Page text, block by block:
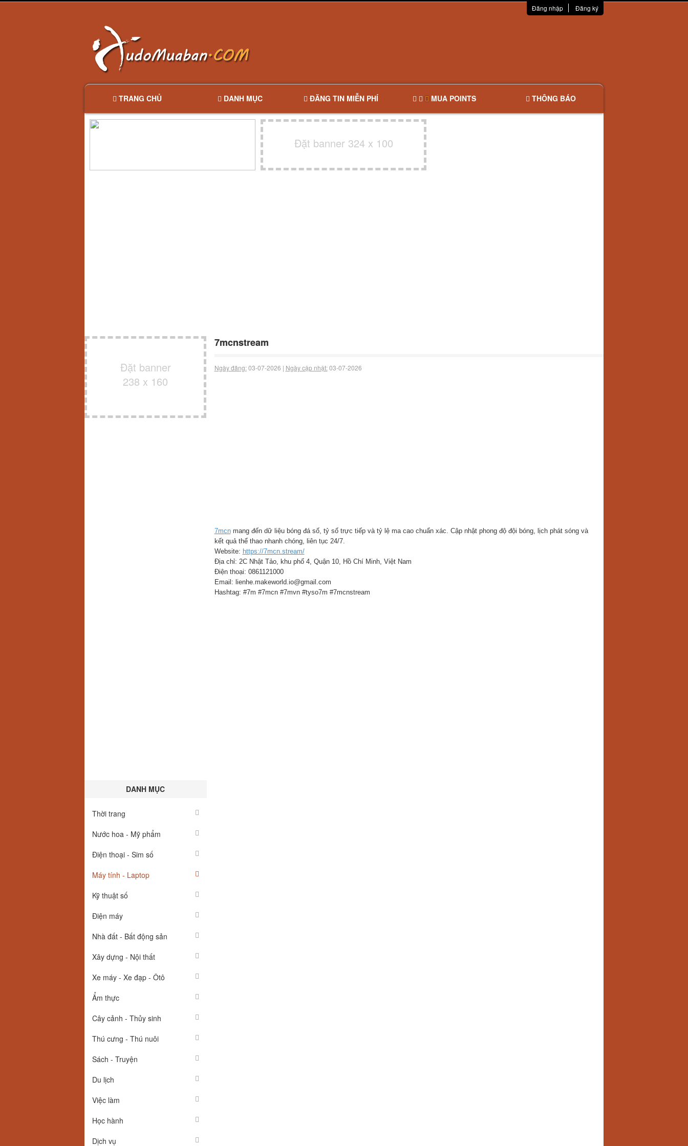
Đăng nhập Đăng ký
TRANG CHỦ DANH MỤC ĐĂNG TIN MIỄN PHÍ MUA POINTS THÔNG BÁO
Đặt banner 324 x 100
Đặt banner
238 x 160
DANH MỤC
Thời trang
Nước hoa - Mỹ phẩm
Điện thoại - Sim số
Máy tính - Laptop
Kỹ thuật số
Điện máy
Nhà đất - Bất động sản
Xây dựng - Nội thất
Xe máy - Xe đạp - Ôtô
Ẩm thực
Cây cảnh - Thủy sinh
Thú cưng - Thú nuôi
Sách - Truyện
Du lịch
Việc làm
Học hành
Dịch vụ
7mcnstream
Ngày đăng:03-07-2026 | Ngày cập nhật:03-07-2026
7mcnmang đến dữ liệu bóng đá số, tỷ số trực tiếp và tỷ lệ ma cao chuẩn xác. Cập nhật phong độ đội bóng, lịch phát sóng và
kết quả thể thao nhanh chóng, liên tục 24/7.
Website: https://7mcn.stream/
Địa chỉ: 2C Nhật Tảo, khu phố 4, Quận 10, Hồ Chí Minh, Việt Nam
Điện thoại: 0861121000
Email: lienhe.makeworld.io@gmail.com
Hashtag: #7m #7mcn #7mvn #tyso7m #7mcnstream